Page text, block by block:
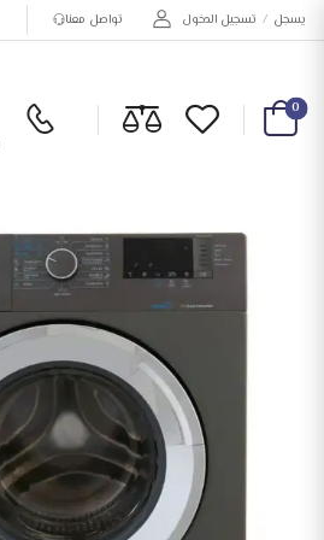
تواصل معنا تسجيل الدخول / يسجل
0